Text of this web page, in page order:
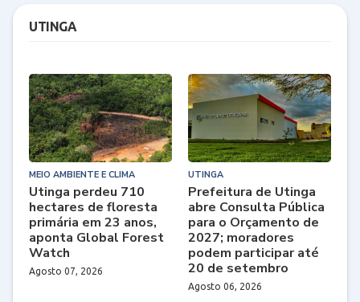
UTINGA
MEIO AMBIENTE E CLIMA
Utinga perdeu 710
hectares de floresta
primária em 23 anos,
aponta Global Forest
Watch
Agosto 07, 2026
UTINGA
Prefeitura de Utinga
abre Consulta Pública
para o Orçamento de
2027; moradores
podem participar até
20 de setembro
Agosto 06, 2026